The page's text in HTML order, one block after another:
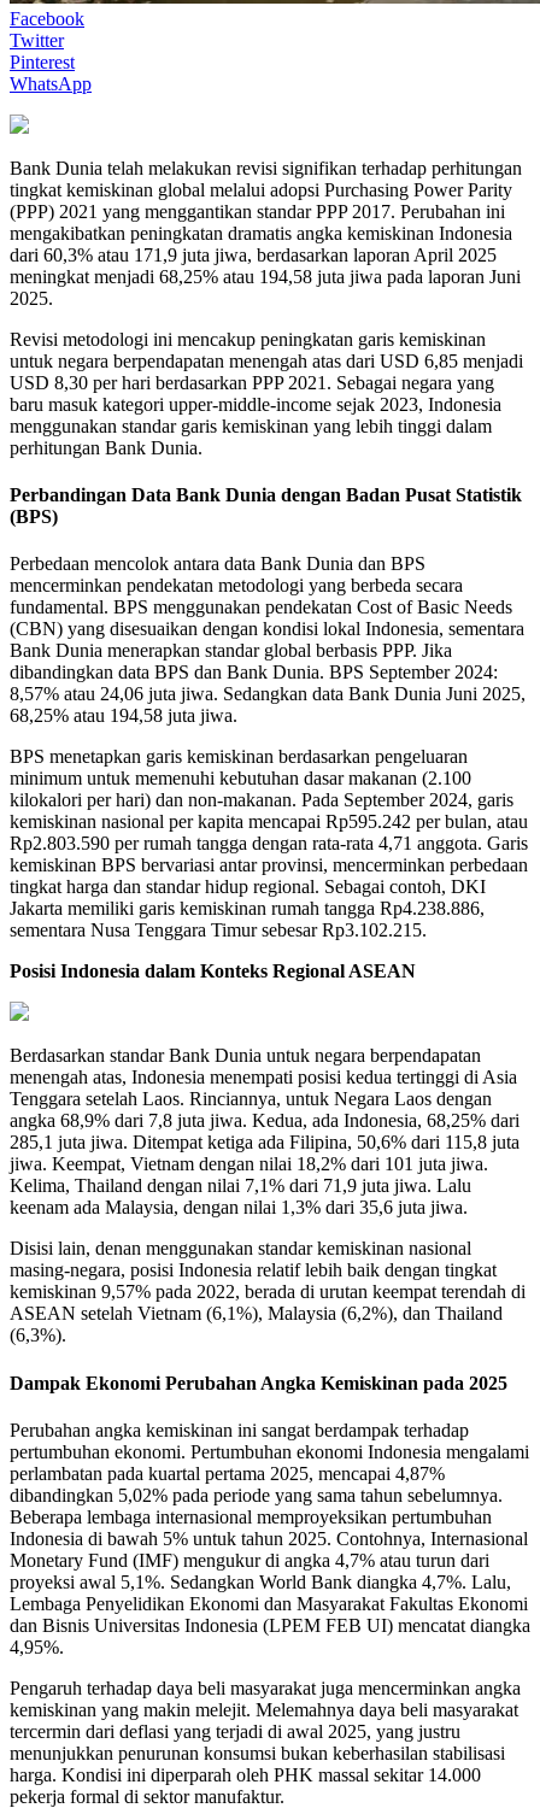
Facebook
Twitter
Pinterest
WhatsApp
Bank Dunia telah melakukan revisi signifikan terhadap perhitungan
tingkat kemiskinan global melalui adopsi Purchasing Power Parity
(PPP) 2021 yang menggantikan standar PPP 2017. Perubahan ini
mengakibatkan peningkatan dramatis angka kemiskinan Indonesia
dari 60,3% atau 171,9 juta jiwa, berdasarkan laporan April 2025
meningkat menjadi 68,25% atau 194,58 juta jiwa pada laporan Juni
2025.
Revisi metodologi ini mencakup peningkatan garis kemiskinan
untuk negara berpendapatan menengah atas dari USD 6,85 menjadi
USD 8,30 per hari berdasarkan PPP 2021. Sebagai negara yang
baru masuk kategori upper-middle-income sejak 2023, Indonesia
menggunakan standar garis kemiskinan yang lebih tinggi dalam
perhitungan Bank Dunia.
Perbandingan Data Bank Dunia dengan Badan Pusat Statistik
(BPS)
Perbedaan mencolok antara data Bank Dunia dan BPS
mencerminkan pendekatan metodologi yang berbeda secara
fundamental. BPS menggunakan pendekatan Cost of Basic Needs
(CBN) yang disesuaikan dengan kondisi lokal Indonesia, sementara
Bank Dunia menerapkan standar global berbasis PPP. Jika
dibandingkan data BPS dan Bank Dunia. BPS September 2024:
8,57% atau 24,06 juta jiwa. Sedangkan data Bank Dunia Juni 2025,
68,25% atau 194,58 juta jiwa.
BPS menetapkan garis kemiskinan berdasarkan pengeluaran
minimum untuk memenuhi kebutuhan dasar makanan (2.100
kilokalori per hari) dan non-makanan. Pada September 2024, garis
kemiskinan nasional per kapita mencapai Rp595.242 per bulan, atau
Rp2.803.590 per rumah tangga dengan rata-rata 4,71 anggota. Garis
kemiskinan BPS bervariasi antar provinsi, mencerminkan perbedaan
tingkat harga dan standar hidup regional. Sebagai contoh, DKI
Jakarta memiliki garis kemiskinan rumah tangga Rp4.238.886,
sementara Nusa Tenggara Timur sebesar Rp3.102.215.
Posisi Indonesia dalam Konteks Regional ASEAN
Berdasarkan standar Bank Dunia untuk negara berpendapatan
menengah atas, Indonesia menempati posisi kedua tertinggi di Asia
Tenggara setelah Laos. Rinciannya, untuk Negara Laos dengan
angka 68,9% dari 7,8 juta jiwa. Kedua, ada Indonesia, 68,25% dari
285,1 juta jiwa. Ditempat ketiga ada Filipina, 50,6% dari 115,8 juta
jiwa. Keempat, Vietnam dengan nilai 18,2% dari 101 juta jiwa.
Kelima, Thailand dengan nilai 7,1% dari 71,9 juta jiwa. Lalu
keenam ada Malaysia, dengan nilai 1,3% dari 35,6 juta jiwa.
Disisi lain, denan menggunakan standar kemiskinan nasional
masing-negara, posisi Indonesia relatif lebih baik dengan tingkat
kemiskinan 9,57% pada 2022, berada di urutan keempat terendah di
ASEAN setelah Vietnam (6,1%), Malaysia (6,2%), dan Thailand
(6,3%).
Dampak Ekonomi Perubahan Angka Kemiskinan pada 2025
Perubahan angka kemiskinan ini sangat berdampak terhadap
pertumbuhan ekonomi. Pertumbuhan ekonomi Indonesia mengalami
perlambatan pada kuartal pertama 2025, mencapai 4,87%
dibandingkan 5,02% pada periode yang sama tahun sebelumnya.
Beberapa lembaga internasional memproyeksikan pertumbuhan
Indonesia di bawah 5% untuk tahun 2025. Contohnya, Internasional
Monetary Fund (IMF) mengukur di angka 4,7% atau turun dari
proyeksi awal 5,1%. Sedangkan World Bank diangka 4,7%. Lalu,
Lembaga Penyelidikan Ekonomi dan Masyarakat Fakultas Ekonomi
dan Bisnis Universitas Indonesia (LPEM FEB UI) mencatat diangka
4,95%.
Pengaruh terhadap daya beli masyarakat juga mencerminkan angka
kemiskinan yang makin melejit. Melemahnya daya beli masyarakat
tercermin dari deflasi yang terjadi di awal 2025, yang justru
menunjukkan penurunan konsumsi bukan keberhasilan stabilisasi
harga. Kondisi ini diperparah oleh PHK massal sekitar 14.000
pekerja formal di sektor manufaktur.